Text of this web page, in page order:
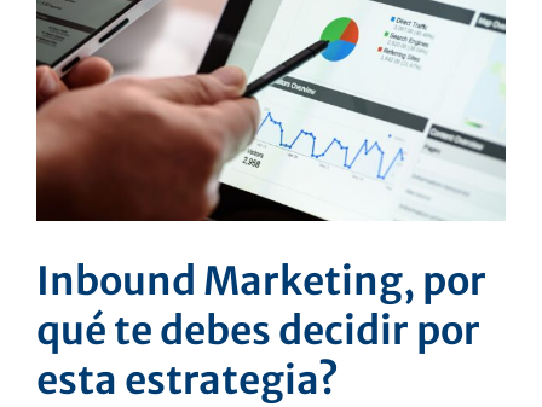
Inbound Marketing, por
qué te debes decidir por
esta estrategia?